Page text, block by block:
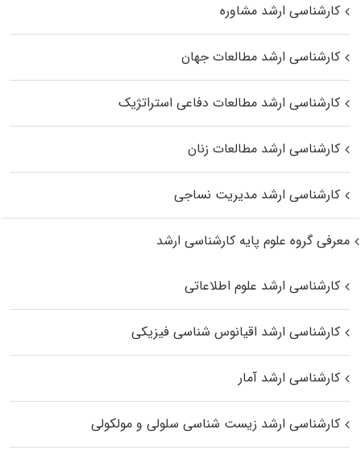
کارشناسی ارشد مشاوره
کارشناسی ارشد مطالعات جهان
کارشناسی ارشد مطالعات دفاعی استراتژیک
کارشناسی ارشد مطالعات زنان
کارشناسی ارشد مدیریت نساجی
معرفی گروه علوم پایه کارشناسی ارشد
کارشناسی ارشد علوم اطلاعاتی
کارشناسی ارشد اقیانوس‌ شناسی فیزیکی
کارشناسی ارشد آمار
کارشناسی ارشد زیست شناسی سلولی و مولکولی